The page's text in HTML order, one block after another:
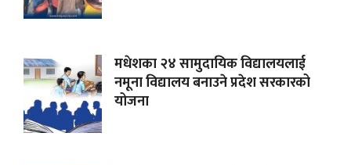
मधेशका २४ सामुदायिक विद्यालयलाई
नमूना विद्यालय बनाउने प्रदेश सरकारको
योजना